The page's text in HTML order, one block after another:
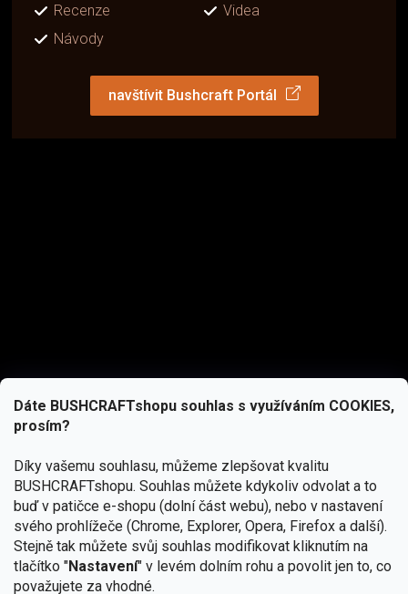
Dáte BUSHCRAFTshopu souhlas s využíváním COOKIES,
prosím?
Díky vašemu souhlasu, můžeme zlepšovat kvalitu
BUSHCRAFTshopu. Souhlas můžete kdykoliv odvolat a to
buď v patičce e-shopu (dolní část webu), nebo v nastavení
svého prohlížeče (Chrome, Explorer, Opera, Firefox a další).
Stejně tak můžete svůj souhlas modifikovat kliknutím na
tlačítko "Nastavení" v levém dolním rohu a povolit jen to, co
považujete za vhodné.
Recenze
Videa
Návody
navštívit Bushcraft Portál